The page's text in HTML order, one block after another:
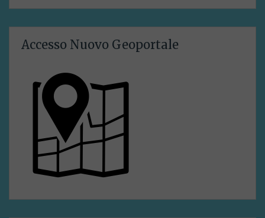
Accesso Nuovo Geoportale